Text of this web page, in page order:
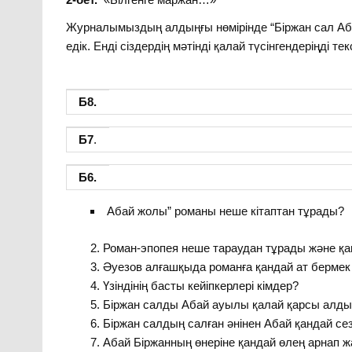
Журналымыздың алдыңғы нөмірінде “Біржан сал
едік. Енді сіздердің мәтінді қалай түсінгендеріңді
Б8.
Б7.
Б6.
Абай жолы” романы неше кітаптан тұрады?
Роман-эпопея неше тараудан тұрады және
Әуезов алғашқыда романға қандай ат
Үзіндінің басты кейіпкерлері кімдер?
Біржан салды Абай ауылы қалай қарсы
Біржан салдың салған әнінен Абай қандай
Абай Біржанның өнеріне қандай өлең арнап